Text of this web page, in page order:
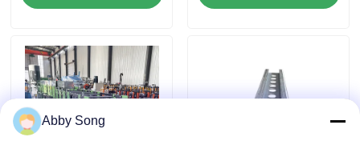
petit pain de feuille de toiture formant la machine
Petit pain de double couche formant la machine
Abby Song